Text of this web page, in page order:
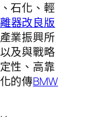
石化、輕
器改良版
業振興所
及與戰略
性、高靠
的傳BMW